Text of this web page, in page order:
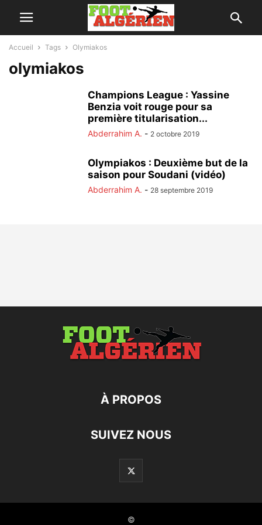
Accueil Tags Olymiakos
olymiakos
Champions League : Yassine
Benzia voit rouge pour sa
première titularisation...
Abderrahim A. - 2 octobre 2019
Olympiakos : Deuxième but de la
saison pour Soudani (vidéo)
Abderrahim A. - 28 septembre 2019
À PROPOS
SUIVEZ NOUS
©